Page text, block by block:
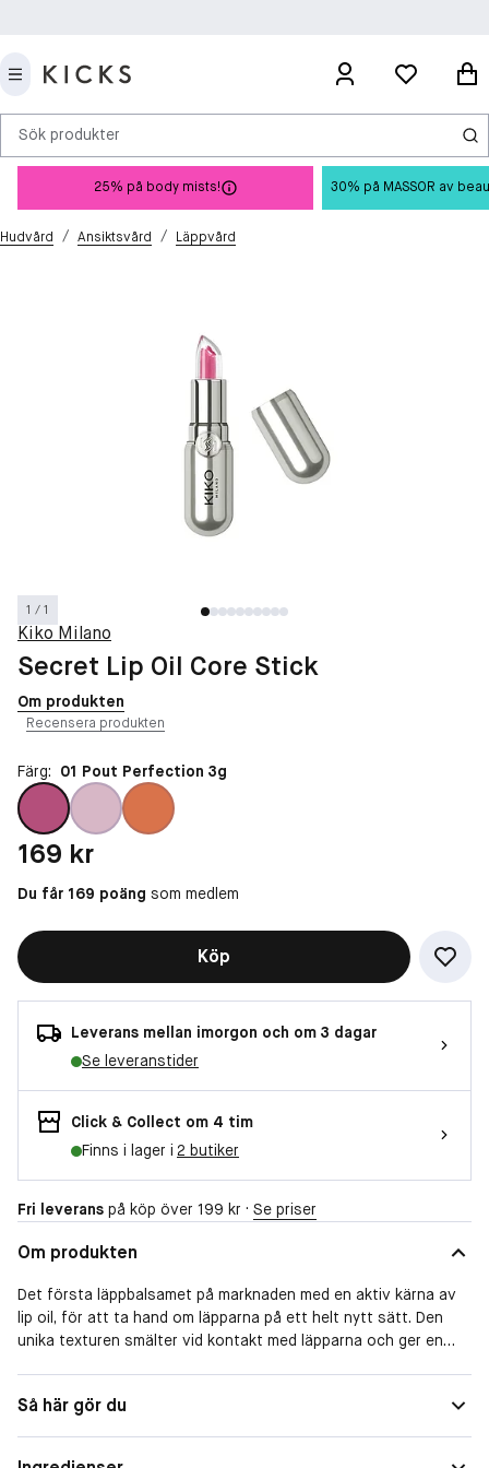
Sök produkter
25% på body mists! 30% på MASSOR av
Hudvård / Ansiktsvård / Läppvård
1 / 1
Kiko Milano
Secret Lip Oil Core Stick
Om produkten
Recensera produkten
Färg: 01 Pout Perfection 3g
Pris: 169 kr
169 kr
Du får 169 poäng som medlem
Köp
Leverans mellan imorgon och om 3 dagar
Se leveranstider
Click & Collect om 4 tim
Finns i lager i 2 butiker
Fri leverans på köp över 199 kr · Se priser
Om produkten
Det första läppbalsamet på marknaden med en aktiv kärna av
lip oil, för att ta hand om läpparna på ett helt nytt sätt. Den
unika texturen smälter vid kontakt med läpparna och ger en
En revolutionerande formula och patenterad teknologi, med en
Så här gör du